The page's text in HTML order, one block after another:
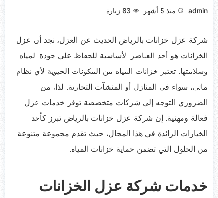
admin منذ 5 أشهر 83 زيارة
شركة عزل خزانات بالرياض الحديث عن العزل، نجد أن عزل
الخزانات هو أحد العناصر الأساسية للحفاظ على جودة المياه
وسلامتها. تعتبر خزانات المياه من المكونات الحيوية لأي نظام
مائي، سواء في المنازل أو المنشآت التجارية. لذا، من
الضروري التوجه إلى شركات متخصصة توفر خدمات عزل
فعالة ومهنية. إن شركة عزل خزانات بالرياض تبرز كأحد
الخيارات الرائدة في هذا المجال، حيث تقدم مجموعة متنوعة
من الحلول التي تضمن حماية خزانات المياه.
خدمات شركة عزل الخزانات